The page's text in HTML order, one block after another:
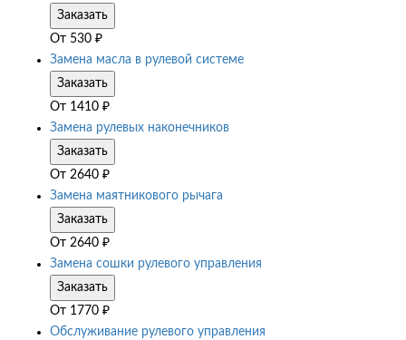
Заказать
От 530 ₽
Замена масла в рулевой системе
Заказать
От 1410 ₽
Замена рулевых наконечников
Заказать
От 2640 ₽
Замена маятникового рычага
Заказать
От 2640 ₽
Замена сошки рулевого управления
Заказать
От 1770 ₽
Обслуживание рулевого управления